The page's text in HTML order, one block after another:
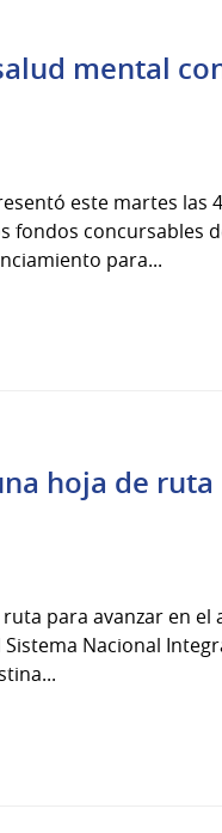
mental
este martes las
fondos concursables
para...
hoja de
para avanzar en el
Nacional